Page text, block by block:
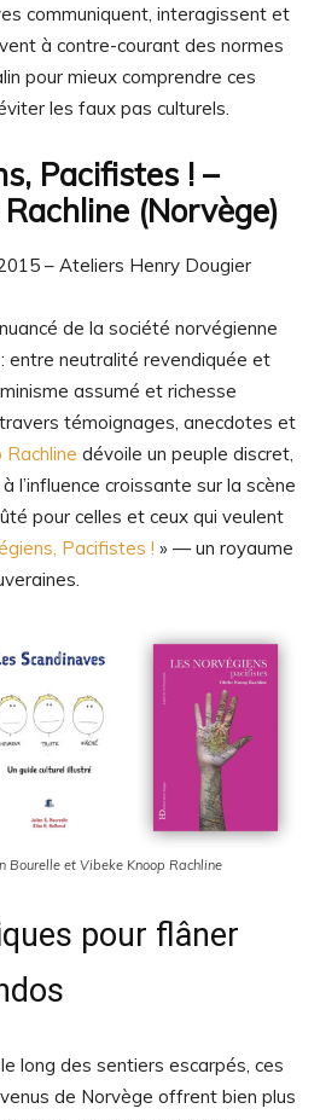
communiquent, interagissent et
à contre-courant des normes
pour mieux comprendre ces
les faux pas culturels.
Pacifistes ! –
(Norvège)
– Ateliers Henry Dougier
de la société norvégienne
entre neutralité revendiquée et
assumé et richesse
témoignages, anecdotes et
dévoile un peuple discret,
l’influence croissante sur la scène
pour celles et ceux qui veulent
Pacifistes ! » — un royaume
Bourelle et Vibeke Knoop Rachline
pour flâner
long des sentiers escarpés, ces
de Norvège offrent bien plus